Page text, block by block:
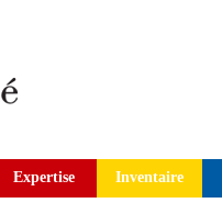
Expertise Inventaire